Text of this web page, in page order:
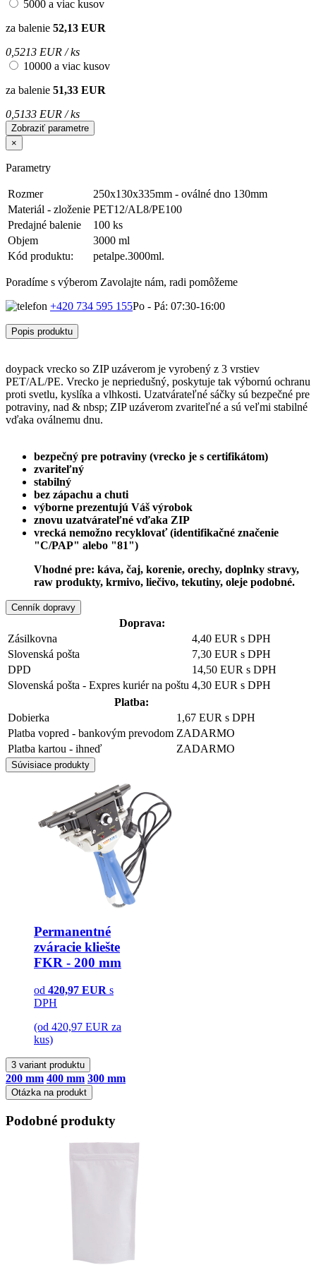
5000 a viac kusov
za balenie 52,13 EUR
0,5213 EUR / ks
10000 a viac kusov
za balenie 51,33 EUR
0,5133 EUR / ks
Zobraziť parametre
×
Parametry
Rozmer
250x130x335mm - oválné dno 130mm
Materiál - zloženie PET12/AL8/PE100
Predajné balenie
100 ks
Objem
3000 ml
Kód produktu:
petalpe.3000ml.
Poradíme s výberom Zavolajte nám, radi pomôžeme
+420 734 595 155Po - Pá: 07:30-16:00
Popis produktu
doypack vrecko so ZIP uzáverom je vyrobený z 3 vrstiev
PET/AL/PE. Vrecko je nepriedušný, poskytuje tak výbornú ochranu
proti svetlu, kyslíka a vlhkosti. Uzatvárateľné sáčky sú bezpečné pre
potraviny, nad & nbsp; ZIP uzáverom zvariteľné a sú veľmi stabilné
vďaka oválnemu dnu.
bezpečný pre potraviny (vrecko je s certifikátom)
zvariteľný
stabilný
bez zápachu a chuti
výborne prezentujú Váš výrobok
znovu uzatvárateľné vďaka ZIP
vrecká nemožno recyklovať (identifikačné značenie
"C/PAP" alebo "81")
Vhodné pre: káva, čaj, korenie, orechy, doplnky stravy,
raw produkty, krmivo, liečivo, tekutiny, oleje podobné.
Cenník dopravy
Doprava:
Zásilkovna
4,40 EUR s DPH
Slovenská pošta
7,30 EUR s DPH
DPD
14,50 EUR s DPH
Slovenská pošta - Expres kuriér na poštu 4,30 EUR s DPH
Platba:
Dobierka
1,67 EUR s DPH
Platba vopred - bankovým prevodom ZADARMO
Platba kartou - ihneď
ZADARMO
Súvisiace produkty
Permanentné
zváracie kliešte
FKR - 200 mm
od 420,97 EUR s
DPH
(od 420,97 EUR za
kus)
3 variant produktu
200 mm 400 mm 300 mm
Otázka na produkt
Podobné produkty